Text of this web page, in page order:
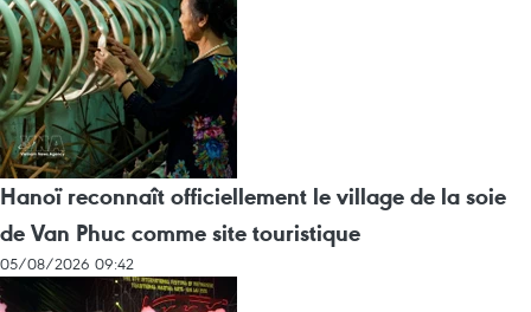
Hanoï reconnaît officiellement le village de la soie
de Van Phuc comme site touristique
05/08/2026 09:42